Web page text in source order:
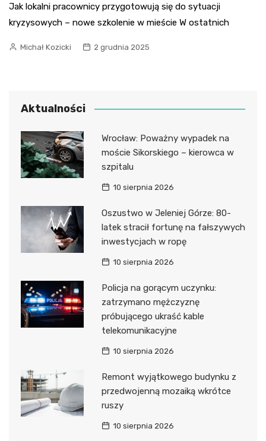
Jak lokalni pracownicy przygotowują się do sytuacji
kryzysowych – nowe szkolenie w mieście W ostatnich
Michał Kozicki 2 grudnia 2025
Aktualności
Wrocław: Poważny wypadek na
moście Sikorskiego – kierowca w
szpitalu
10 sierpnia 2026
Oszustwo w Jeleniej Górze: 80-
latek stracił fortunę na fałszywych
inwestycjach w ropę
10 sierpnia 2026
Policja na gorącym uczynku:
zatrzymano mężczyznę
próbującego ukraść kable
telekomunikacyjne
10 sierpnia 2026
Remont wyjątkowego budynku z
przedwojenną mozaiką wkrótce
ruszy
10 sierpnia 2026